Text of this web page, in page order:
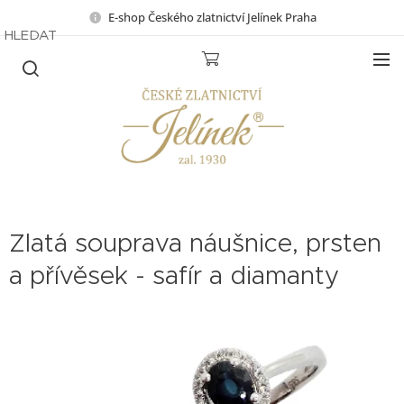
E-shop Českého zlatnictví Jelínek Praha
HLEDAT
Zlatá souprava náušnice, prsten
a přívěsek - safír a diamanty